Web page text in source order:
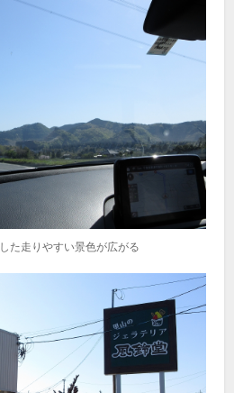
た走りやすい景色が広がる